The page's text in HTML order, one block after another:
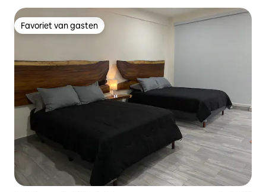
Favoriet van gasten
Favoriet van gasten